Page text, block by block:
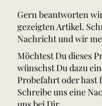
Gern beantworten
gezeigten Artikel.
Nachricht und wir
Möchtest Du dieses
wünschst Du dazu
Probefahrt oder hast
Schreibe uns eine